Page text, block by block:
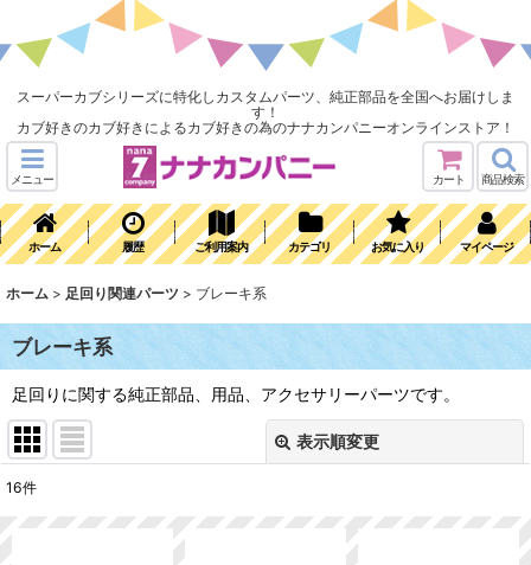
スーパーカブシリーズに特化しカスタムパーツ、純正部品を全国へお届けしま
す！
カブ好きのカブ好きによるカブ好きの為のナナカンパニーオンラインストア！
メニュー カート 商品検索
ホーム 履歴 ご利用案内 カテゴリ お気に入り マイページ
ホーム > 足回り関連パーツ > ブレーキ系
ブレーキ系
足回りに関する純正部品、用品、アクセサリーパーツです。
表示順変更
16件